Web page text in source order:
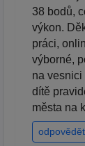
38 bodů,
výkon.
práci,
výborné,
na vesnici
dítě
města na
odpovědět